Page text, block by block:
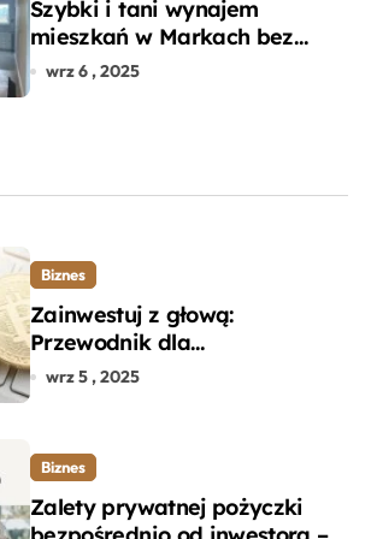
Szybki i tani wynajem
mieszkań w Markach bez
pośredników
wrz 6 , 2025
Biznes
Zainwestuj z głową:
Przewodnik dla
początkujących w zakupie
wrz 5 , 2025
Biznes
Zalety prywatnej pożyczki